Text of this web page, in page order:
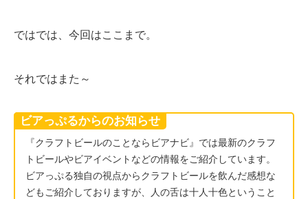
ではでは、今回はここまで。
それではまた～
ビアっぷるからのお知らせ
『クラフトビールのことならビアナビ』では最新のクラフ
トビールやビアイベントなどの情報をご紹介しています。
ビアっぷる独自の視点からクラフトビールを飲んだ感想な
どもご紹介しておりますが、人の舌は十人十色ということ